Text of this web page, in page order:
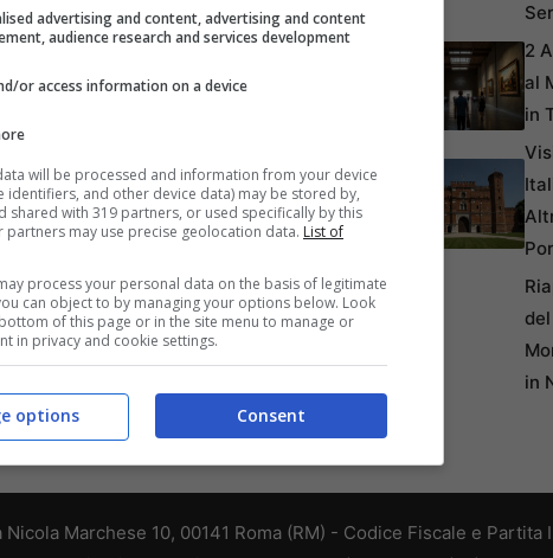
2
al
in
in
Marchese 10, 00141 Roma (RM) - Codice Fiscale e Partita
advertising and content, advertising and content
audience research and services development
or access information on a device
will be processed and information from your device
identifiers, and other device data) may be stored by,
shared with 319 partners, or used specifically by this
partners may use precise geolocation data. List of
process your personal data on the basis of legitimate
can object to by managing your options below. Look
of this page or in the site menu to manage or
in privacy and cookie settings.
Consent
options